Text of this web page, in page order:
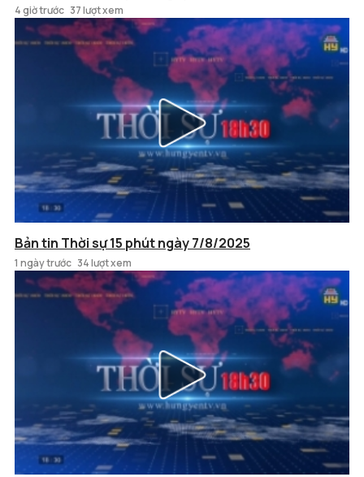
4 giờ trước 37 lượt xem
Bản tin Thời sự 15 phút ngày 7/8/2025
1 ngày trước 34 lượt xem